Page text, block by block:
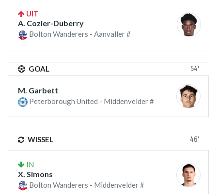
UIT
A. Cozier-Duberry
Bolton Wanderers - Aanvaller #
GOAL 54'
M. Garbett
Peterborough United - Middenvelder #
WISSEL 46'
IN
X. Simons
Bolton Wanderers - Middenvelder #